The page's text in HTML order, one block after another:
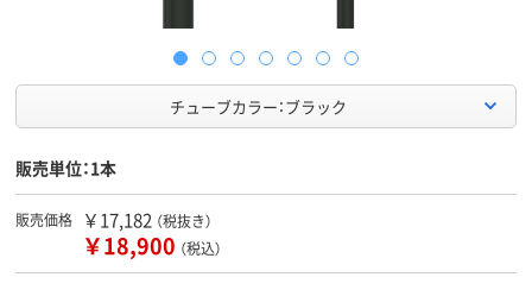
チューブカラー：ブラック
販売単位：1本
販売価格 ￥17,182 （税抜き）
￥18,900 （税込）